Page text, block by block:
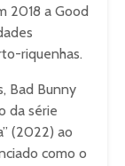
2018 a Good
riquenhas.
Bad Bunny
da série
(2022) ao
como o